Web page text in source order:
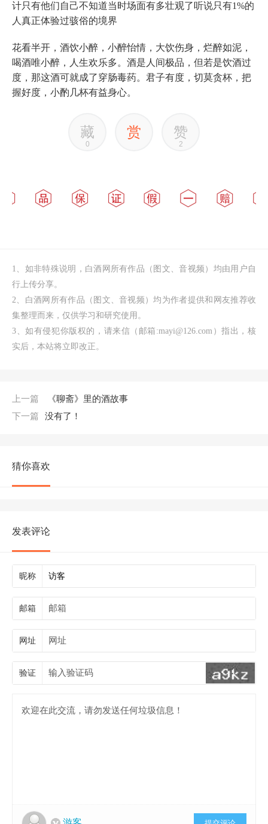
计只有他们自己不知道当时场面有多壮观了听说只有1%的
人真正体验过骇俗的境界
花看半开，酒饮小醉，小醉怡情，大饮伤身，烂醉如泥，
喝酒唯小醉，人生欢乐多。酒是人间极品，但若是饮酒过
度，那这酒可就成了穿肠毒药。君子有度，切莫贪杯，把
握好度，小酌几杯有益身心。
藏
0
赏 赞
2
1、如非特殊说明，白酒网所有作品（图文、音视频）均由用户自
行上传分享。
2、白酒网所有作品（图文、音视频）均为作者提供和网友推荐收
集整理而来，仅供学习和研究使用。
3、如有侵犯你版权的，请来信（邮箱:mayi@126.com）指出，核
实后，本站将立即改正。
上一篇
《聊斋》里的酒故事
下一篇
没有了！
猜你喜欢
发表评论
昵称
邮箱
网址
验证